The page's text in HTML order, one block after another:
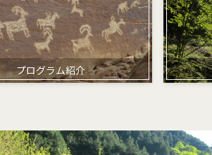
プログラム紹介